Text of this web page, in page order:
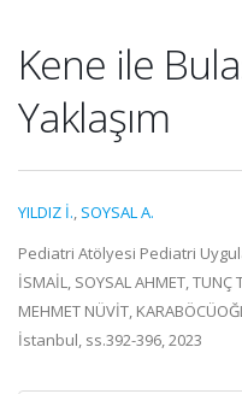
Kene ile
Yaklaşım
YILDIZ İ., SOYSAL A.
Pediatri Atölyesi Pediatri
İSMAİL, SOYSAL AHMET, TUNÇ
MEHMET NÜVİT,
İstanbul, ss.392-396, 2023